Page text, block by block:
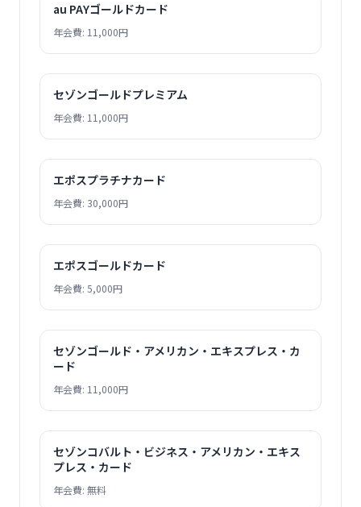
au PAYゴールドカード
年会費: 11,000円
セゾンゴールドプレミアム
年会費: 11,000円
エポスプラチナカード
年会費: 30,000円
エポスゴールドカード
年会費: 5,000円
セゾンゴールド・アメリカン・エキスプレス・カ
ード
年会費: 11,000円
セゾンコバルト・ビジネス・アメリカン・エキス
プレス・カード
年会費: 無料